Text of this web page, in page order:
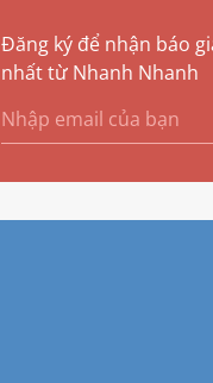
Đăng ký để nhận báo
nhất từ Nhanh Nhanh